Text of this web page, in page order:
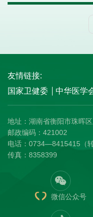
存储设备进入座位，已
位置。如有违反，按违
后，考生须立即停止
将试卷、答题卡、草稿
其他事项（1）请考生
间，建议提前到达考点
院网站“人才招聘”栏目
（3）如有疑问，请于
17:30）电话咨询：人
南华大学附属南华医院
员考场号、
南华大
2026年5月
试入围公布：按岗位招
作能力测试和面试人员
院官网“人才招聘”栏
间：2026年5月31日下
围人员。4.候考地点：
流程：应聘人员签到→
开始操作考试→考试结
1.面试时间：2026年6
2026年6月1日下午
员。4.候考地点：南华
议室。5.参考流程：考
→收取通讯工具→抽取
面试结束，离开考场。
环节均需查阅身份证，
8358009（纪检监察室
单 南华
友情链接:
国家卫健委
中华医学
地址：湖南省衡阳市珠晖
邮政编码：421002
电话：0734—8415415（
传真：8358399
微信公众号